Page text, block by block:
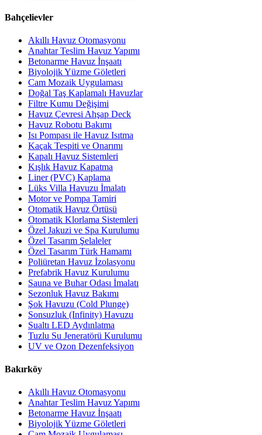
Bahçelievler
Akıllı Havuz Otomasyonu
Anahtar Teslim Havuz Yapımı
Betonarme Havuz İnşaatı
Biyolojik Yüzme Göletleri
Cam Mozaik Uygulaması
Doğal Taş Kaplamalı Havuzlar
Filtre Kumu Değişimi
Havuz Çevresi Ahşap Deck
Havuz Robotu Bakımı
Isı Pompası ile Havuz Isıtma
Kaçak Tespiti ve Onarımı
Kapalı Havuz Sistemleri
Kışlık Havuz Kapatma
Liner (PVC) Kaplama
Lüks Villa Havuzu İmalatı
Motor ve Pompa Tamiri
Otomatik Havuz Örtüsü
Otomatik Klorlama Sistemleri
Özel Jakuzi ve Spa Kurulumu
Özel Tasarım Şelaleler
Özel Tasarım Türk Hamamı
Poliüretan Havuz İzolasyonu
Prefabrik Havuz Kurulumu
Sauna ve Buhar Odası İmalatı
Sezonluk Havuz Bakımı
Şok Havuzu (Cold Plunge)
Sonsuzluk (Infinity) Havuzu
Sualtı LED Aydınlatma
Tuzlu Su Jeneratörü Kurulumu
UV ve Ozon Dezenfeksiyon
Bakırköy
Akıllı Havuz Otomasyonu
Anahtar Teslim Havuz Yapımı
Betonarme Havuz İnşaatı
Biyolojik Yüzme Göletleri